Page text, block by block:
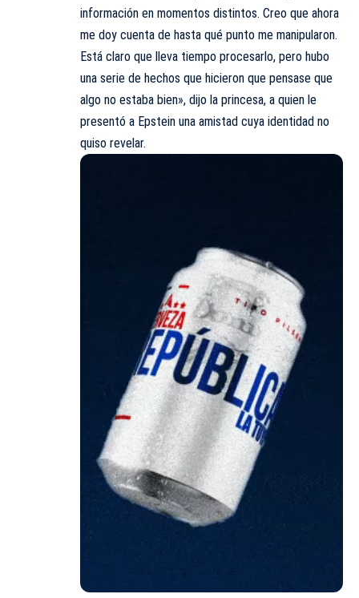
información en momentos distintos. Creo que ahora
me doy cuenta de hasta qué punto me manipularon.
Está claro que lleva tiempo procesarlo, pero hubo
una serie de hechos que hicieron que pensase que
algo no estaba bien», dijo la princesa, a quien le
presentó a Epstein una amistad cuya identidad no
quiso revelar.